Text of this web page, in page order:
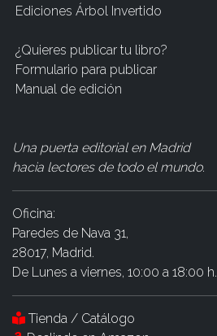
Ediciones Árbol Invertido
¿Quieres publicar tu libro?
Formulario para publicar
Manual de edición
Una puerta editorial en Madrid
hacia lectores de todo el mundo.
Oficina:
Paredes de Nava 31,
28017, Madrid.
De Lunes a viernes, 10:00 a 18:00 h.
Tienda / Catálogo